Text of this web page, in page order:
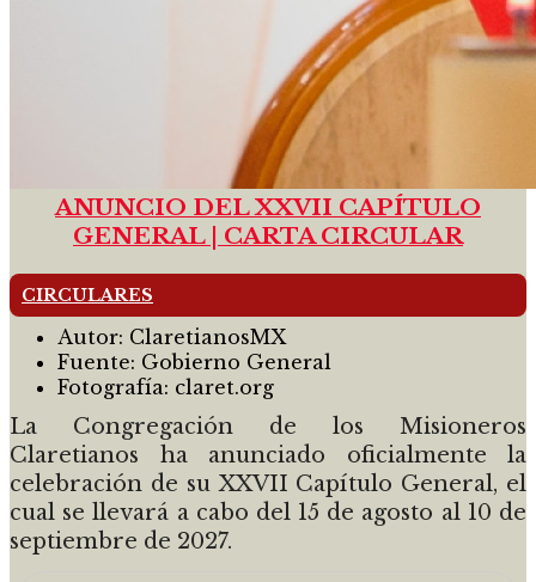
ANUNCIO DEL XXVII CAPÍTULO
GENERAL | CARTA CIRCULAR
CIRCULARES
Autor: ClaretianosMX
Fuente: Gobierno General
Fotografía: claret.org
La Congregación de los Misioneros
Claretianos ha anunciado oficialmente la
celebración de su XXVII Capítulo General, el
cual se llevará a cabo del 15 de agosto al 10 de
septiembre de 2027.